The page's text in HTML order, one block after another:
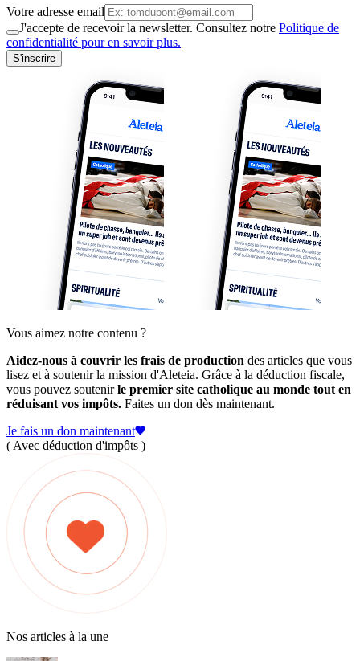
Votre adresse email
J'accepte de recevoir la newsletter. Consultez notre Politique de
confidentialité pour en savoir plus.
S'inscrire
Vous aimez notre contenu ?
Aidez-nous à couvrir les frais de production des articles que vous
lisez et à soutenir la mission d'Aleteia. Grâce à la déduction fiscale,
vous pouvez soutenirle premier site catholique au monde tout en
réduisant vos impôts. Faites un don dès maintenant.
Je fais un don maintenant
( Avec déduction d'impôts )
Nos articles à la une